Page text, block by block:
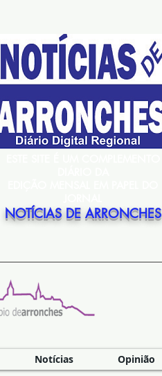
NOTÍCIAS DE ARRONCHES
Notícias Opinião